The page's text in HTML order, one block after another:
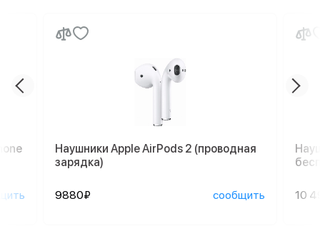
Наушники Apple AirPods 2 (проводная
зарядка)
9880₽ сообщить 10